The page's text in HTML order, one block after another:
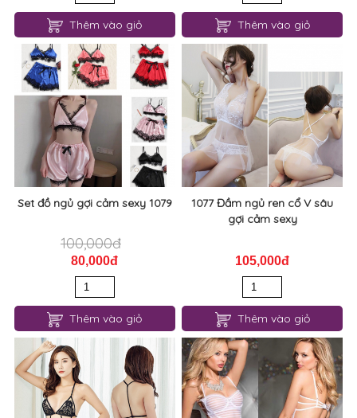
1093 Set ren mãnh sexy gợi
cảm
100,000đ
80,000đ
Thêm vào giỏ
1081 Set đồ ngủ ren satin siêu
mỏng gợi cảm sexy
150,000đ
Thêm vào giỏ
Set đồ ngủ gợi cảm sexy 1079
100,000đ
1077 Đầm ngủ ren cổ V sâu
gợi cảm sexy